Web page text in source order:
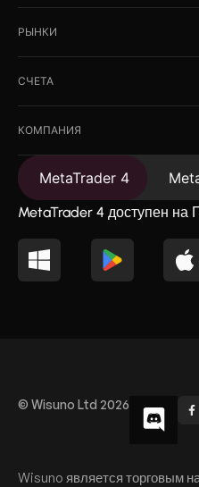
РЫНКИ
СЧЕТА
КОМПАНИЯ
MetaTrader 4
MetaTrader 4 доступен на
© Wisuno Ltd 2026
Wisuno является торговым